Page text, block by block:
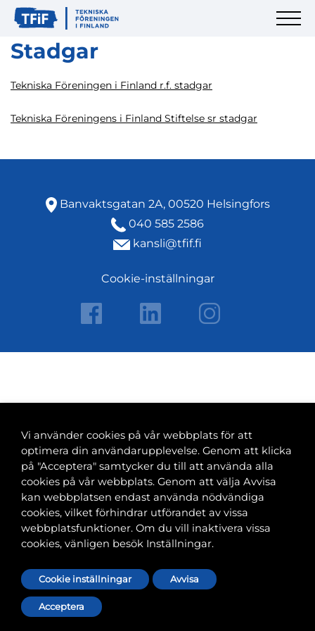
Stadgar
Tekniska Föreningen i Finland r.f. stadgar
Tekniska Föreningens i Finland Stiftelse sr stadgar
Banvaktsgatan 2A, 00520 Helsingfors
040 585 2586
kansli@tfif.fi
Cookie-inställningar
Vi använder cookies på vår webbplats för att
optimera din användarupplevelse. Genom att klicka
på "Acceptera" samtycker du till att använda alla
cookies på vår webbplats. Genom att välja Avvisa
kan webbplatsen endast använda nödvändiga
cookies, vilket förhindrar utförandet av vissa
webbplatsfunktioner. Om du vill inaktivera vissa
cookies, vänligen besök Inställningar.
Cookie inställningar Avvisa
Acceptera